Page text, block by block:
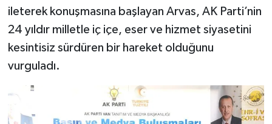
ileterek konuşmasına başlayan Arvas, AK Parti’nin
24 yıldır milletle iç içe, eser ve hizmet siyasetini
kesintisiz sürdüren bir hareket olduğunu
vurguladı.